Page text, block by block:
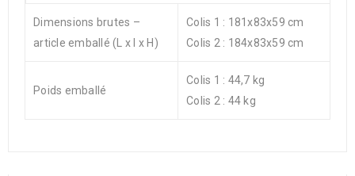
Dimensions brutes –
article emballé (L x l x H)
Colis 1 : 181x83x59 cm
Colis 2 : 184x83x59 cm
Poids emballé
Colis 1 : 44,7 kg
Colis 2 : 44 kg